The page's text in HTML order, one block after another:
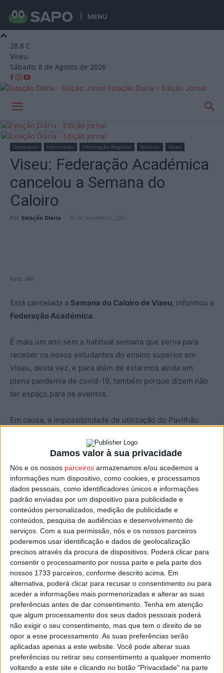
Damos valor à sua privacidade
Nós e os nossos parceiros armazenamos e/ou acedemos a
informações num dispositivo, como cookies, e processamos
dados pessoais, como identificadores únicos e informações
padrão enviadas por um dispositivo para publicidade e
conteúdos personalizados, medição de publicidade e
conteúdos, pesquisa de audiências e desenvolvimento de
serviços. Com a sua permissão, nós e os nossos parceiros
poderemos usar identificação e dados de geolocalização
precisos através da procura de dispositivos. Poderá clicar para
consentir o processamento por nossa parte e pela parte dos
nossos 1733 parceiros, conforme descrito acima. Em
alternativa, poderá clicar para recusar o consentimento ou para
aceder a informações mais pormenorizadas e alterar as suas
preferências antes de dar consentimento. Tenha em atenção
que algum processamento dos seus dados pessoais poderá
não exigir o seu consentimento, mas que tem o direito de se
opor a esse processamento. As suas preferências serão
aplicadas apenas a este website. Você pode alterar suas
preferências ou retirar seu consentimento a qualquer momento
voltando a este site e clicando no botão "Privacidade" na parte
MENU
28.8 C
Viseu
Sábado, 8 de Agosto de 2026
Estação Diária – Edição Jornal
Início Destaques
Destaques Informação Informação Regional Notícias Viseu
Viseu: Federação Académica
cancelou a Semana do
Caloiro
Por Estação Diária - 19 de Novembro, 2021
Foto: FAV
Está cancelada a Semana do Caloiro de Viseu, informou a
Federação Académica.
É mais um ano sem a habitual semana que serva para
receber os novos estudantes do ensino superior em
Viseu, desta vez, e para além de estarmos ainda em
plena pandemia de covid-19, também porque dizem não
ter espaço para os eventos.
Em causa, a impossibilidade de utilização do Pavilhão
dezembro, vai continuar ocupado para a vacinação contra
a covid-19 e a gripe, aos idosos do concelho, segundo
informação já avançada pelo presidente da Câmara de
Viseu, Fernando Ruas.
Apesar do cancelamento da Semana do Caloiro, a
Federação Académica de Viseu mantém em aberto a
possibilidade de ser realizada a “latada”.
Esta e outras notícias para ouvir na Estação Diária – 96.8
FM ou emwww.968.fm.
Pub
TAGS Federação Académica de Viseu
Latada
Semana do Caloiro
Viseu